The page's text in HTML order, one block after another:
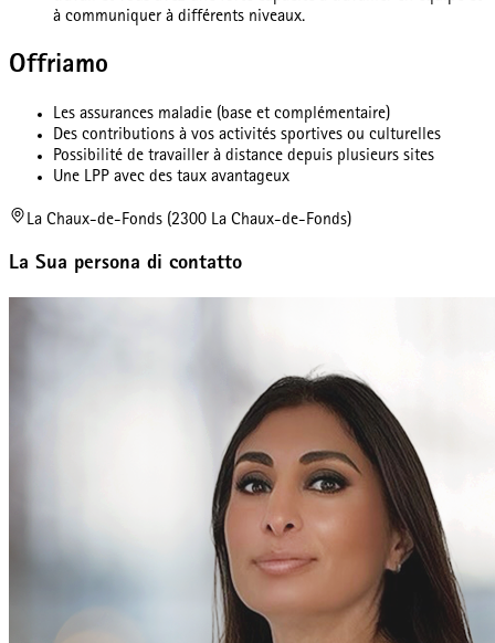
à communiquer à différents niveaux.
Offriamo
Les assurances maladie (base et complémentaire)
Des contributions à vos activités sportives ou culturelles
Possibilité de travailler à distance depuis plusieurs sites
Une LPP avec des taux avantageux
La Chaux-de-Fonds (2300 La Chaux-de-Fonds)
La Sua persona di contatto